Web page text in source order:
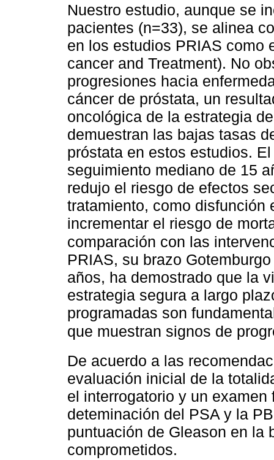
Nuestro estudio, aunque se
pacientes (n=33), se alinea
en los estudios PRIAS como
cancer and Treatment). No
progresiones hacia
cáncer de próstata, un
oncológica de la estrategia
demuestran las bajas tasas
próstata en estos estudios.
seguimiento mediano de 15
redujo el riesgo de efectos
tratamiento, como disfunción
incrementar el riesgo de
comparación con las
PRIAS, su brazo
años, ha demostrado que la
estrategia segura a largo
programadas son
que muestran signos de
De acuerdo a las
evaluación inicial de la
el interrogatorio y un
deteminación del PSA y la
puntuación de Gleason en la
comprometidos.